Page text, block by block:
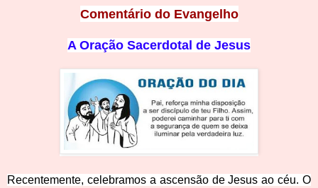
Comentário do Evangelho
A Oração Sacerdotal de Jesus
Recentemente, celebramos a ascensão de Jesus ao céu. O